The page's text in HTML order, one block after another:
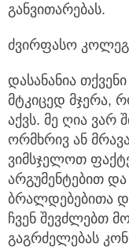
განვითარებას.
ძვირფასო
დასანანია
მტკიცედ მჯერა,
აქვს. მე ღია ვარ
ორმხრივ ან
ვიმსჯელოთ
არგუმენტებით
ბრალდებებითა
ჩვენ შევძლებთ
გაგრძელებას